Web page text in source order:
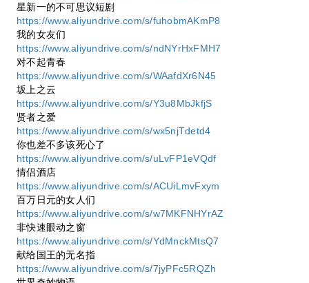
星新一的不可思议短剧
https://www.aliyundrive.com/s/fuhobmAKmP8
我的女友们
https://www.aliyundrive.com/s/ndNYrHxFMH7
对不起青春
https://www.aliyundrive.com/s/WAafdXr6N45
坂上之云
https://www.aliyundrive.com/s/Y3u8MbJkfjS
贤者之爱
https://www.aliyundrive.com/s/wx5njTdetd4
你也差不多该死心了
https://www.aliyundrive.com/s/uLvFP1eVQdf
情侣酒店
https://www.aliyundrive.com/s/ACUiLmvFxym
百万日元的女人们
https://www.aliyundrive.com/s/w7MKFNHYrAZ
非快速眼动之窗
https://www.aliyundrive.com/s/YdMnckMtsQ7
献给国王的无名指
https://www.aliyundrive.com/s/7jyPFc5RQZh